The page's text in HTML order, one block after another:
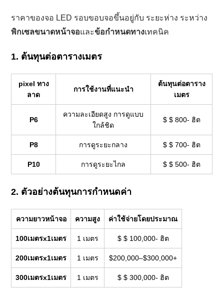
ราคาของจอ LED รอบขอบจอขึ้นอยู่กับ ระยะห่าง ระหว่าง
พิกเซลขนาดหน้าจอและข้อกำหนดทางเทคนิค
1. ต้นทุนต่อตารางเมตร
pixel ทาง
ลาด
การใช้งานที่แนะนำ
ต้นทุนต่อตาราง
เมตร
P6
ความละเอียดสูง การดูแบบ
ใกล้ชิด
$ $ 800- ฮิต
P8 การดูระยะกลาง $ $ 700- ฮิต
P10 การดูระยะไกล $ $ 500- ฮิต
2. ตัวอย่างต้นทุนการกำหนดค่า
ความยาวหน้าจอ ความสูง ค่าใช้จ่ายโดยประมาณ
100เมตรx1เมตร 1 เมตร $ $ 100,000- ฮิต
200เมตรx1เมตร 1 เมตร $200,000–$300,000+
300เมตรx1เมตร 1 เมตร $ $ 300,000- ฮิต